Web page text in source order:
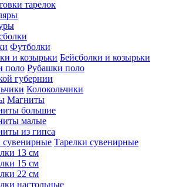
тарелок
Футболки
Бейсболки и козырьки
Рубашки поло
губернии
Колокольчики
Магниты
большие
малые
из гипса
Тарелки сувенирные
13 см
15 см
22 см
настольные